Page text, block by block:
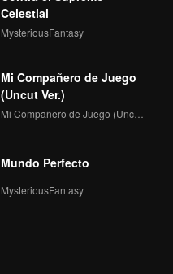
Celestial
MysteriousFantasy
Mi Compañero de Juego
(Uncut Ver.)
Mi Compañero de Juego (Uncut Ver.)
Mundo Perfecto
MysteriousFantasy